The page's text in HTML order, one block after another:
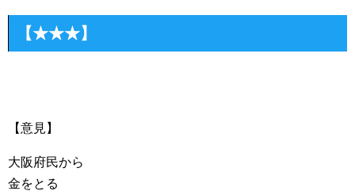
【★★★】
【意見】
大阪府民から
金をとる